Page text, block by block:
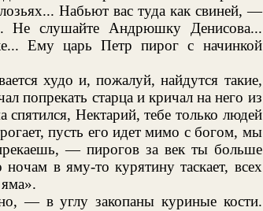
Набьют вас туда как свиней, —
Не слушайте Андрюшку Денисова...
Ему царь Петр пирог с начинкой
худо и, пожалуй, найдутся такие,
попрекать старца и кричал на него из
Нектарий, тебе только людей
пусть его идет мимо с богом, мы
— пирогов за век ты больше
в яму-то курятину таскает, всех
— в углу закопаны куриные кости.